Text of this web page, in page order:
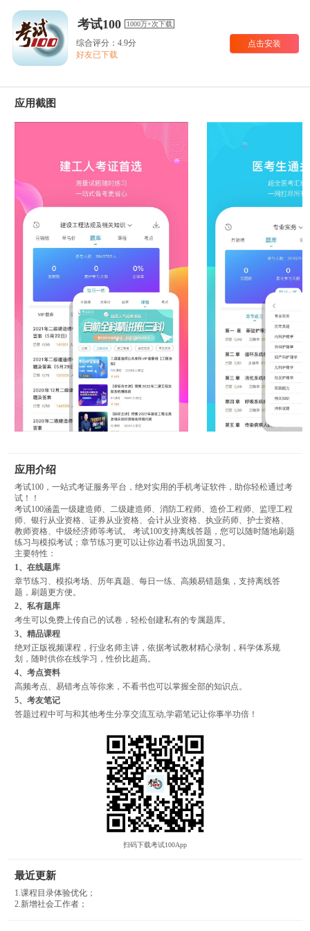
考试100 1000万+次下载
综合评分：4.9分
好友已下载
点击安装
应用截图
应用介绍
考试100，一站式考证服务平台，绝对实用的手机考证软件，助你轻松通过考
试！！
考试100涵盖一级建造师、二级建造师、消防工程师、造价工程师、监理工程
师、银行从业资格、证券从业资格、会计从业资格、执业药师、护士资格、
教师资格、中级经济师等考试。 考试100支持离线答题，您可以随时随地刷题
练习与模拟考试；章节练习更可以让你边看书边巩固复习。
主要特性：
1、在线题库
章节练习、模拟考场、历年真题、每日一练、高频易错题集，支持离线答
题，刷题更方便。
2、私有题库
考生可以免费上传自己的试卷，轻松创建私有的专属题库。
3、精品课程
绝对正版视频课程，行业名师主讲，依据考试教材精心录制，科学体系规
划，随时供你在线学习，性价比超高。
4、考点资料
高频考点、易错考点等你来，不看书也可以掌握全部的知识点。
5、考友笔记
答题过程中可与和其他考生分享交流互动,学霸笔记让你事半功倍！
扫码下载考试100App
最近更新
1.课程目录体验优化；
2.新增社会工作者；